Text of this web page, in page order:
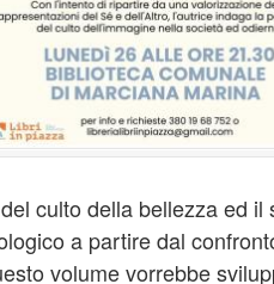
culto della bellezza ed
a partire dal
volume vorrebbe